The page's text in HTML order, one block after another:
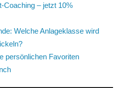
Coaching – jetzt 10%
Welche Anlageklasse wird
persönlichen Favoriten